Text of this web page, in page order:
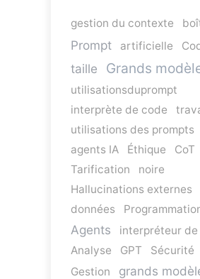
gestion du contexte
Prompt artificielle
taille Grands
utilisationsduprompt
interprète de code
utilisations des prompts
agents IA
Éthique
CoT
Tarification
noire
Hallucinations externes
données
Agents
interpréteur de
Analyse
GPT Sécurité
Gestion
grands